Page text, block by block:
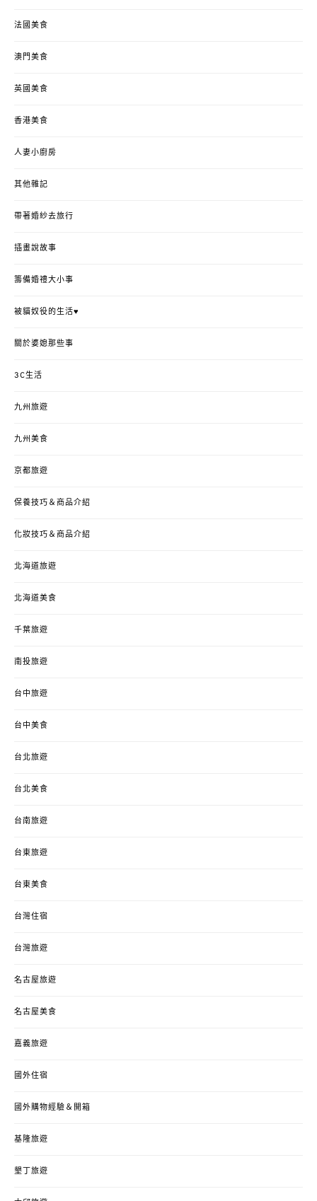
法國美食
澳門美食
英國美食
香港美食
人妻小廚房
其他雜記
帶著婚紗去旅行
插畫說故事
籌備婚禮大小事
被貓奴役的生活♥
關於婆媳那些事
3C生活
九州旅遊
九州美食
京都旅遊
保養技巧＆商品介紹
化妝技巧＆商品介紹
北海道旅遊
北海道美食
千葉旅遊
南投旅遊
台中旅遊
台中美食
台北旅遊
台北美食
台南旅遊
台東旅遊
台東美食
台灣住宿
台灣旅遊
名古屋旅遊
名古屋美食
嘉義旅遊
國外住宿
國外購物經驗＆開箱
基隆旅遊
墾丁旅遊